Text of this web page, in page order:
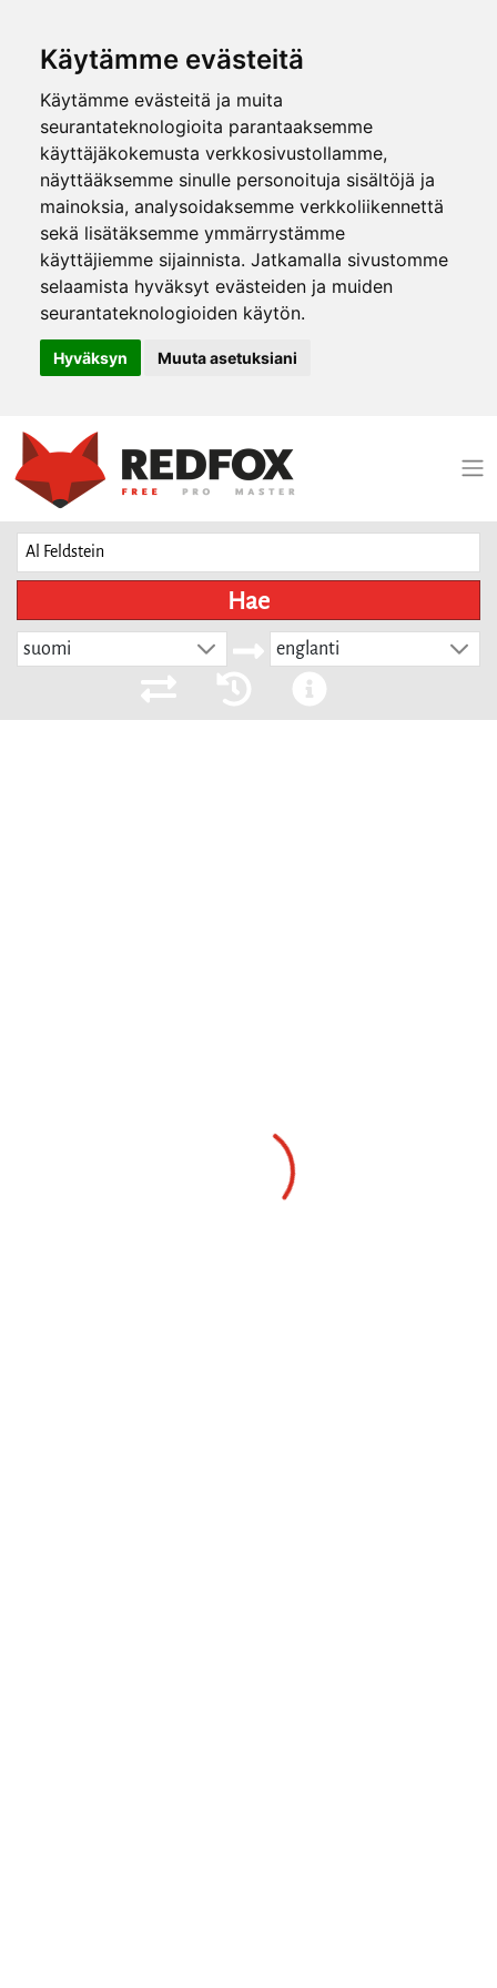
Käytämme evästeitä
Käytämme evästeitä ja muita
seurantateknologioita parantaaksemme
käyttäjäkokemusta verkkosivustollamme,
näyttääksemme sinulle personoituja sisältöjä ja
mainoksia, analysoidaksemme verkkoliikennettä
sekä lisätäksemme ymmärrystämme
käyttäjiemme sijainnista. Jatkamalla sivustomme
selaamista hyväksyt evästeiden ja muiden
seurantateknologioiden käytön.
Hyväksyn Muuta asetuksiani
Hae
suomi englanti